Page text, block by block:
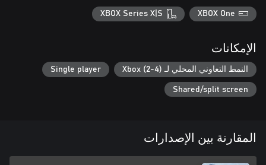
XBOX One
XBOX Series X|S
الإمكانات
النمط التعاوني المحلي لـ Xbox (2-4) Single player
Shared/split screen
المقارنة بين الإصدارات